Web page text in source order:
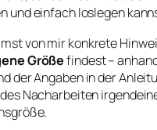
und einfach loslegen
von mir konkrete
Größefindest –
der Angaben in der
Nacharbeiten